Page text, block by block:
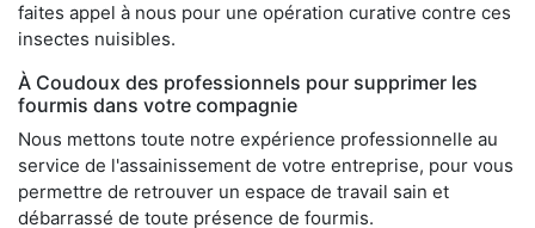
faites appel à nous pour une opération curative contre ces
insectes nuisibles.
À Coudoux des professionnels pour supprimer les
fourmis dans votre compagnie
Nous mettons toute notre expérience professionnelle au
service de l'assainissement de votre entreprise, pour vous
permettre de retrouver un espace de travail sain et
débarrassé de toute présence de fourmis.